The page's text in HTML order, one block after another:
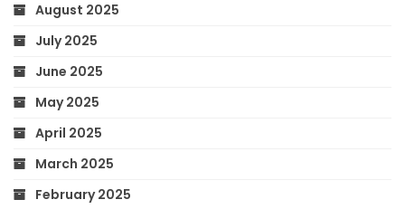
August 2025
July 2025
June 2025
May 2025
April 2025
March 2025
February 2025